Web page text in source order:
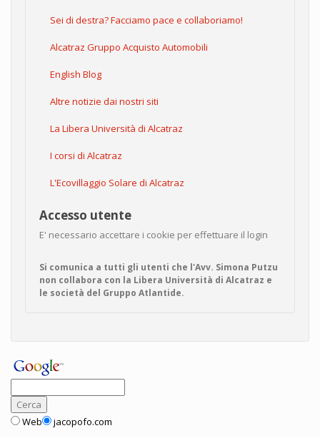
Sei di destra? Facciamo pace e collaboriamo!
Alcatraz Gruppo Acquisto Automobili
English Blog
Altre notizie dai nostri siti
La Libera Università di Alcatraz
I corsi di Alcatraz
L'Ecovillaggio Solare di Alcatraz
Accesso utente
E' necessario accettare i cookie per effettuare il login
Si comunica a tutti gli utenti che l'Avv. Simona Putzu
non collabora con la Libera Università di Alcatraz e
le società del Gruppo Atlantide.
Web jacopofo.com